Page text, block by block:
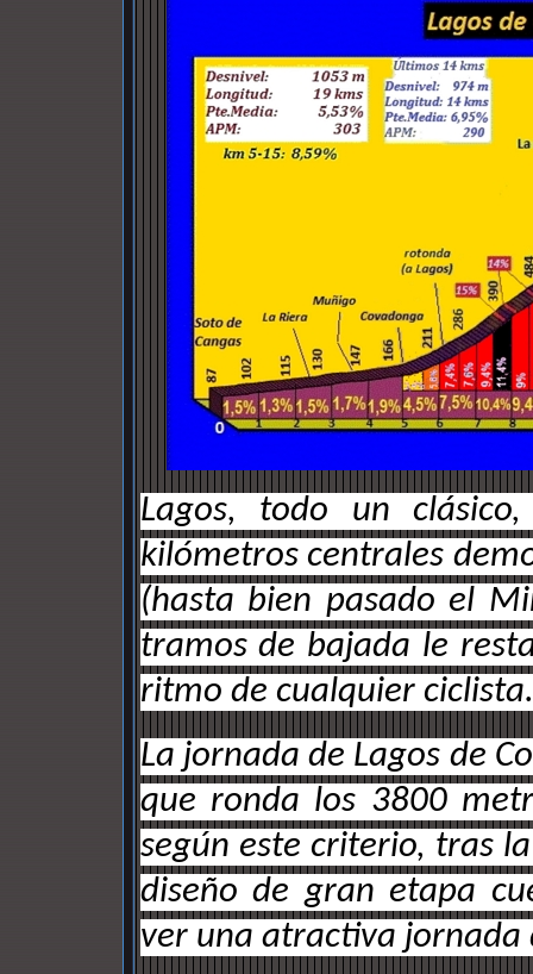
Lagos, todo un
kilómetros centrales
(hasta bien pasado el
tramos de bajada le
ritmo de cualquier ciclista.
La jornada de Lagos de
que ronda los 3800
según este criterio, tras
diseño de gran etapa
ver una atractiva jornada